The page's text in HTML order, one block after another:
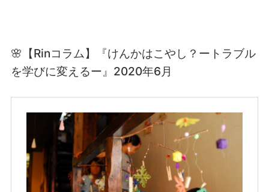
🌸【Rinコラム】『けんかはこやし？ートラブル
を学びに変えるー』2020年6月